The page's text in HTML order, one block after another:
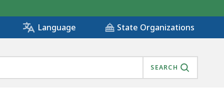
Language State Organizations
SEARCH